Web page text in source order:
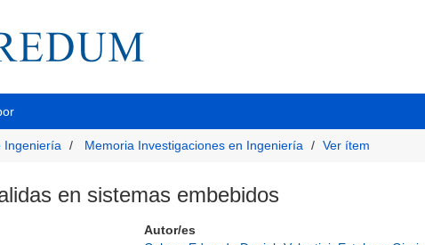
Ingeniería Memoria Investigaciones en Ingeniería Ver ítem
en sistemas embebidos
Autor/es